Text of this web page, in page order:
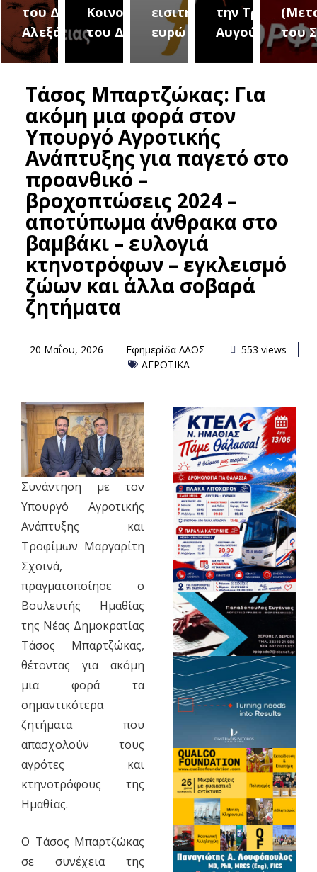
του Δήμου
Αλεξάνδρειας
Κοινοτήτων
του Δήμου
εισιτήριο 2
ευρώ
την Τρίτη 18
Αυγούστουτου
Τάσος Μπαρτζώκας: Για
ακόμη μια φορά στον
Υπουργό Αγροτικής
Ανάπτυξης για παγετό στο
προανθικό –
βροχοπτώσεις 2024 –
αποτύπωμα άνθρακα στο
βαμβάκι – ευλογιά
κτηνοτρόφων – εγκλεισμό
ζώων και άλλα σοβαρά
ζητήματα
20 Μαΐου, 2026 Εφημερίδα ΛΑΟΣ
553 views
ΑΓΡΟΤΙΚΑ
Συνάντηση με τον
Υπουργό Αγροτικής
Ανάπτυξης και
Τροφίμων Μαργαρίτη
Σχοινά,
πραγματοποίησε ο
Βουλευτής Ημαθίας
της Νέας Δημοκρατίας
Τάσος Μπαρτζώκας,
θέτοντας για ακόμη
μια φορά τα
σημαντικότερα
ζητήματα που
απασχολούν τους
αγρότες και
κτηνοτρόφους της
Ημαθίας.
Ο Τάσος Μπαρτζώκας
σε συνέχεια της